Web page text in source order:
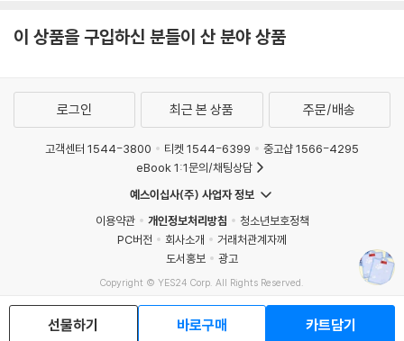
이 상품을 구입하신 분들이 산 분야 상품
선물하기 바로구매 카트담기
로그인 최근 본 상품 주문/배송
고객센터 1544-3800 티켓 1544-6399
중고샵 1566-4295
eBook 1:1문의/채팅상담
예스이십사(주) 사업자 정보
이용약관
개인정보처리방침
청소년보호정책
PC버전
회사소개
거래처관계자께
도서홍보
광고
Copyright © YES24 Corp. All Rights Reserved.